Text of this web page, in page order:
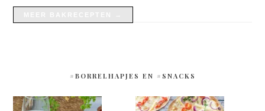
#BORRELHAPJES EN #SNACKS